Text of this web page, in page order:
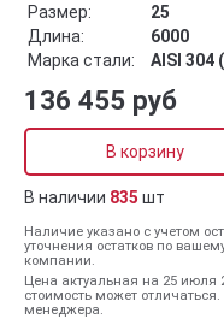
Размер:
25
Длина:
6000
Марка стали:
AISI 304
136 455 руб
В корзину
В наличии 835 шт
Наличие указано с учетом
уточнения остатков по
компании.
Цена актуальная на 25 июля
стоимость может
менеджера.